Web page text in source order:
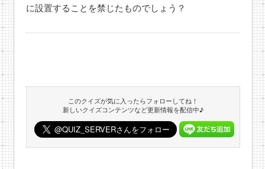
に設置することを禁じたものでしょう？
このクイズが気に入ったらフォローしてね！
新しいクイズコンテンツなど更新情報を配信中♪